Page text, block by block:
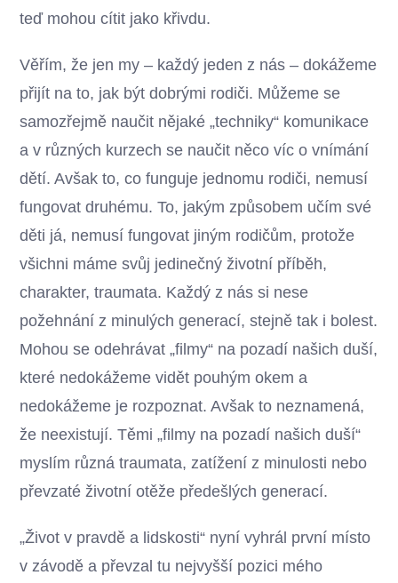
teď mohou cítit jako křivdu.
Věřím, že jen my – každý jeden z nás – dokážeme
přijít na to, jak být dobrými rodiči. Můžeme se
samozřejmě naučit nějaké „techniky“ komunikace
a v různých kurzech se naučit něco víc o vnímání
dětí. Avšak to, co funguje jednomu rodiči, nemusí
fungovat druhému. To, jakým způsobem učím své
děti já, nemusí fungovat jiným rodičům, protože
všichni máme svůj jedinečný životní příběh,
charakter, traumata. Každý z nás si nese
požehnání z minulých generací, stejně tak i bolest.
Mohou se odehrávat „filmy“ na pozadí našich duší,
které nedokážeme vidět pouhým okem a
nedokážeme je rozpoznat. Avšak to neznamená,
že neexistují. Těmi „filmy na pozadí našich duší“
myslím různá traumata, zatížení z minulosti nebo
převzaté životní otěže předešlých generací.
„Život v pravdě a lidskosti“ nyní vyhrál první místo
v závodě a převzal tu nejvyšší pozici mého